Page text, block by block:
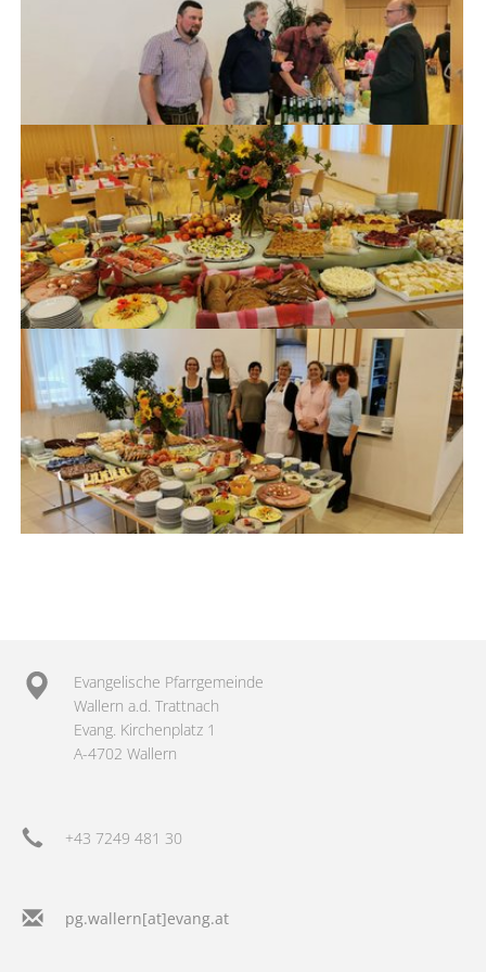
Evangelische Pfarrgemeinde
Wallern a.d. Trattnach
Evang. Kirchenplatz 1
A-4702 Wallern
+43 7249 481 30
pg.wallern[at]evang.at